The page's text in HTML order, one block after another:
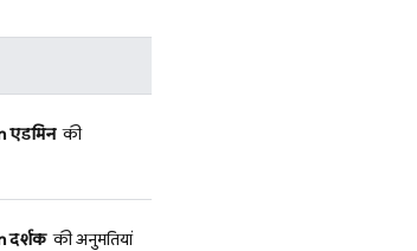
एडमिनकी
दर्शककी अनुमतियां